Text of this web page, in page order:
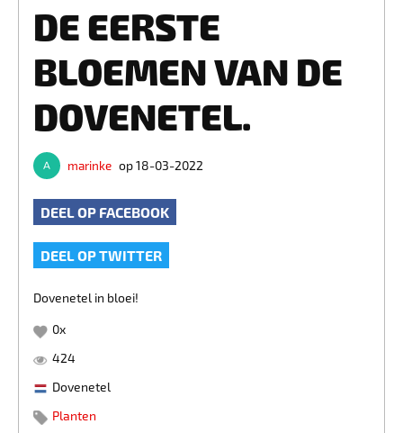
DE EERSTE
BLOEMEN VAN DE
DOVENETEL.
marinke op 18-03-2022
DEEL OP FACEBOOK
DEEL OP TWITTER
Dovenetel in bloei!
0x
424
Dovenetel
Planten